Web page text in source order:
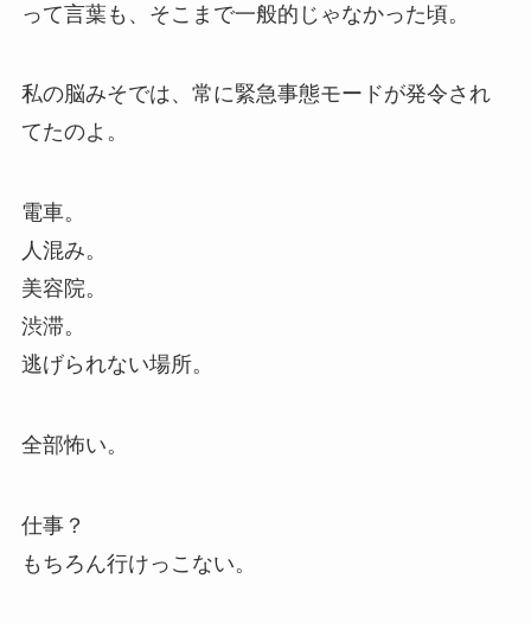
って言葉も、そこまで一般的じゃなかった頃。
私の脳みそでは、常に緊急事態モードが発令され
てたのよ。
電車。
人混み。
美容院。
渋滞。
逃げられない場所。
全部怖い。
仕事？
もちろん行けっこない。